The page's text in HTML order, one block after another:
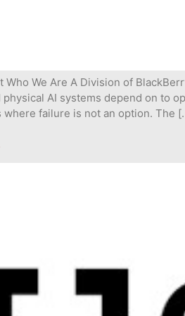
Who We Are A Division of
physical AI systems depend on to
where failure is not an option. The